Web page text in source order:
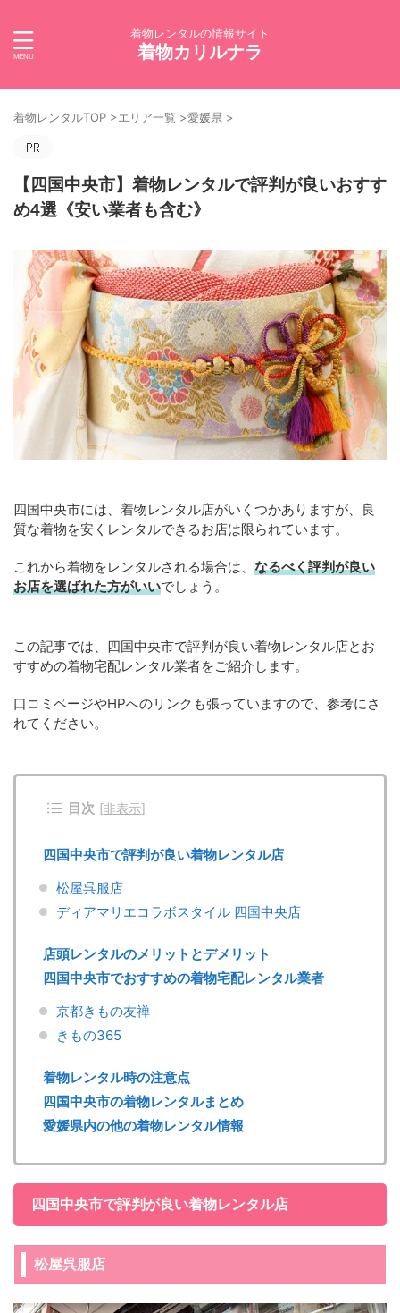
着物レンタルの情報サイト
着物カリルナラ
着物レンタルTOP >エリア一覧 >愛媛県 >
【四国中央市】着物レンタルで評判が良いおすす
め4選《安い業者も含む》
四国中央市には、着物レンタル店がいくつかありますが、良
質な着物を安くレンタルできるお店は限られています。
これから着物をレンタルされる場合は、 なるべく評判が良い
お店を選ばれた方がいいでしょう。
この記事では、四国中央市で評判が良い着物レンタル店とお
すすめの着物宅配レンタル業者をご紹介します。
口コミページやHPへのリンクも張っていますので、参考にさ
れてください。
目次 [非表示]
四国中央市で評判が良い着物レンタル店
松屋呉服店
ディアマリエコラボスタイル 四国中央店
店頭レンタルのメリットとデメリット
四国中央市でおすすめの着物宅配レンタル業者
京都きもの友禅
きもの365
着物レンタル時の注意点
四国中央市の着物レンタルまとめ
愛媛県内の他の着物レンタル情報
四国中央市で評判が良い着物レンタル店
松屋呉服店